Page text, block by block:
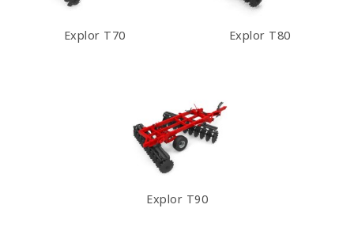
Explor T70 Explor T80
Explor T90